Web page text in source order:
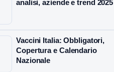
analisi, aziende e trend 2025
Vaccini Italia: Obbligatori,
Copertura e Calendario
Nazionale